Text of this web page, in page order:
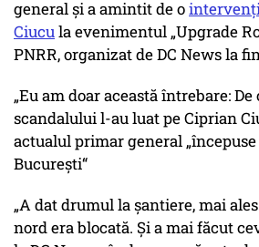
general și a amintit de o
Ciucula evenimentul „Upgrade
PNRR, organizat de DC News la
„Eu am doar această întrebare:
scandalului l-au luat pe Ciprian
actualul primar general
București“
„A dat drumul la șantiere, mai
nord era blocată. Și a mai făcut